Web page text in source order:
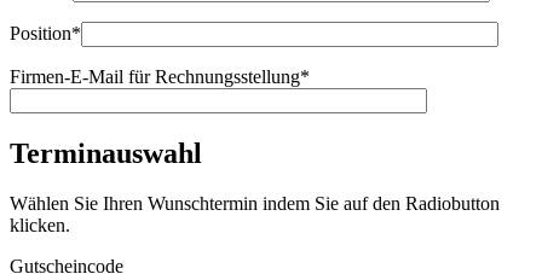
Position*
Firmen-E-Mail für Rechnungsstellung*
Terminauswahl
Wählen Sie Ihren Wunschtermin indem Sie auf den Radiobutton
klicken.
Gutscheincode